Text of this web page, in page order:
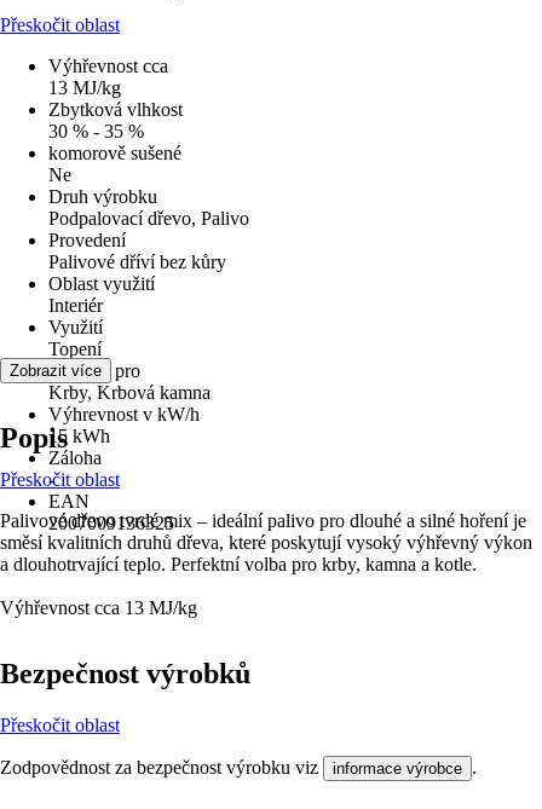
Přeskočit oblast
Výhřevnost cca
13 MJ/kg
Zbytková vlhkost
30 % - 35 %
komorově sušené
Ne
Druh výrobku
Podpalovací dřevo, Palivo
Provedení
Palivové dříví bez kůry
Oblast využití
Interiér
Využití
Topení
Vhodné pro
Krby, Krbová kamna
Výhrevnost v kW/h
15 kWh
Záloha
-
EAN
2007009136325
Zobrazit více
Popis
Přeskočit oblast
Palivové dřevo tvrdé mix – ideální palivo pro dlouhé a silné hoření je
směsí kvalitních druhů dřeva, které poskytují vysoký výhřevný výkon
a dlouhotrvající teplo. Perfektní volba pro krby, kamna a kotle.
Výhřevnost cca 13 MJ/kg
Bezpečnost výrobků
Přeskočit oblast
Zodpovědnost za bezpečnost výrobku viz informace výrobce .